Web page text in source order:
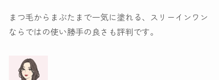
まつ毛からまぶたまで一気に塗れる、スリーインワン
ならではの使い勝手の良さも評判です。